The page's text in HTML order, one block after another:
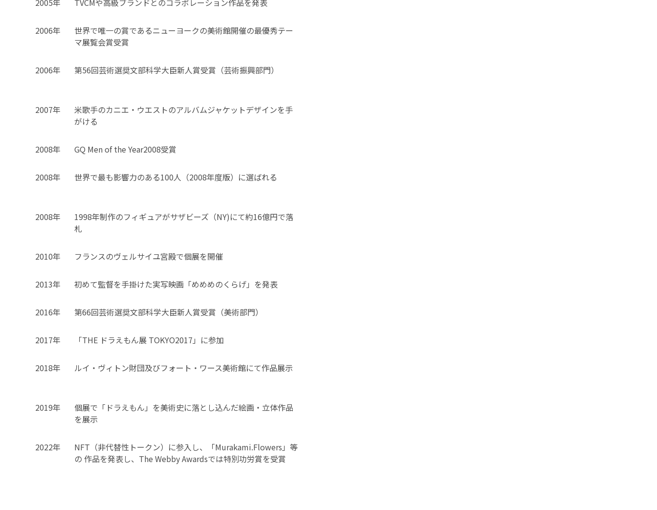
2006年
世界で唯一の賞であるニューヨークの美術館開催の最優秀テー
マ展覧会賞受賞
2006年 第56回芸術選奨文部科学大臣新人賞受賞（芸術振興部門）
2007年
米歌手のカニエ・ウエストのアルバムジャケットデザインを手
がける
2008年 GQ Men of the Year2008受賞
2008年 世界で最も影響力のある100人（2008年度版）に選ばれる
2008年
1998年制作のフィギュアがサザビーズ（NY)にて約16億円で落
札
2010年 フランスのヴェルサイユ宮殿で個展を開催
2013年 初めて監督を手掛けた実写映画「めめめのくらげ」を発表
2016年 第66回芸術選奨文部科学大臣新人賞受賞（美術部門）
2017年 「THE ドラえもん展 TOKYO2017」に参加
2018年 ルイ・ヴィトン財団及びフォート・ワース美術館にて作品展示
2019年
個展で「ドラえもん」を美術史に落とし込んだ絵画・立体作品
を展示
2022年
NFT（非代替性トークン）に参入し、「Murakami.Flowers」等
の 作品を発表し、The Webby Awardsでは特別功労賞を受賞